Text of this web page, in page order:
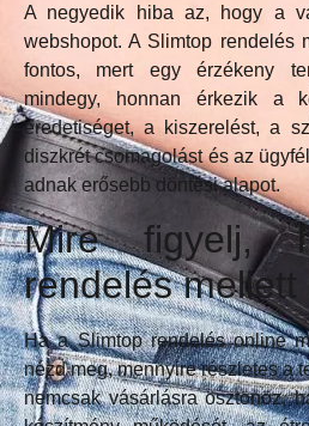
A negyedik hiba az, hogy a
webshopot. A Slimtop rendelés
fontos, mert egy érzékeny
mindegy, honnan érkezik a
eredetiséget, a kiszerelést, a
diszkrét csomagolást és az
adnak erősebb döntési alapot.
Mire figyelj,
rendelés mellett
Ha a Slimtop rendelés online
nézd meg, mennyire részletes a
nemcsak vásárlásra ösztönöz,